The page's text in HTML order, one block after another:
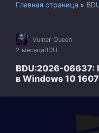
Главная страница »
Vulner Queen
2 месяцаBDU
BDU:2026-06637:
в Windows 10 1607